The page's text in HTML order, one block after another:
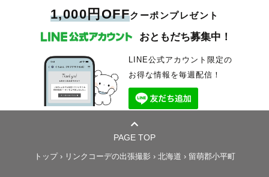
1,000円OFFクーポンプレゼント
おともだち募集中！
LINE公式アカウント限定の
お得な情報を毎週配信！
PAGE TOP
トップ› リンクコーデの出張撮影 › 北海道 › 留萌郡小平町